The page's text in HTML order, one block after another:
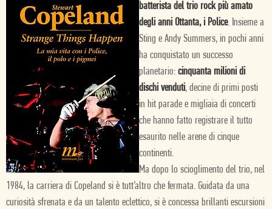
batterista del trio rock più amato
degli anni Ottanta,i Police. Insieme a
Sting e Andy Summers, in pochi anni
ha conquistato un successo
planetario: cinquanta milioni di
dischi venduti, decine di primi posti
in hit parade e migliaia di concerti
che hanno fatto registrare il tutto
esaurito nelle arene di cinque
continenti.
Ma dopo lo scioglimento del trio, nel
1984, la carriera di Copeland si è tutt’altro che fermata. Guidata da una
curiosità sfrenata e da un talento eclettico, si è concessa brillanti escursioni